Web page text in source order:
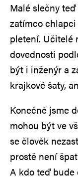
Malé slečny
zatímco
pletení. Učitelé
dovednosti
být i inženýr a
krajkové šaty,
Konečně jsme
mohou být ve
se člověk
prostě není
A kdo teď bude